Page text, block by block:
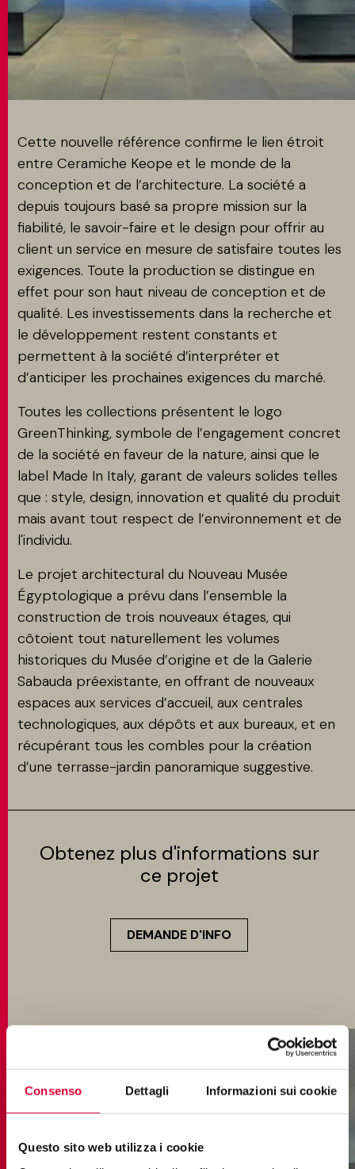
Consenso Dettagli Informazioni sui cookie
Questo sito web utilizza i cookie
Cette nouvelle référence confirme le lien étroit
entre Ceramiche Keope et le monde de la
conception et de l’architecture. La société a
depuis toujours basé sa propre mission sur la
fiabilité, le savoir-faire et le design pour offrir au
client un service en mesure de satisfaire toutes les
exigences. Toute la production se distingue en
effet pour son haut niveau de conception et de
qualité. Les investissements dans la recherche et
le développement restent constants et
permettent à la société d’interpréter et
d’anticiper les prochaines exigences du marché.
Toutes les collections présentent le logo
GreenThinking, symbole de l’engagement concret
de la société en faveur de la nature, ainsi que le
label Made In Italy, garant de valeurs solides telles
que : style, design, innovation et qualité du produit
mais avant tout respect de l’environnement et de
l'individu.
Le projet architectural du Nouveau Musée
Égyptologique a prévu dans l’ensemble la
construction de trois nouveaux étages, qui
côtoient tout naturellement les volumes
historiques du Musée d’origine et de la Galerie
Sabauda préexistante, en offrant de nouveaux
espaces aux services d’accueil, aux centrales
technologiques, aux dépôts et aux bureaux, et en
récupérant tous les combles pour la création
d’une terrasse-jardin panoramique suggestive.
Obtenez plus d'informations sur
ce projet
DEMANDE D'INFO